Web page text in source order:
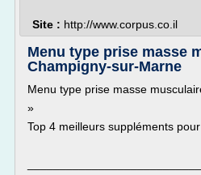
Site : http://www.corpus.co.il
Menu type prise masse
Champigny-sur-Marne
Menu type prise masse
»
Top 4 meilleurs suppléments